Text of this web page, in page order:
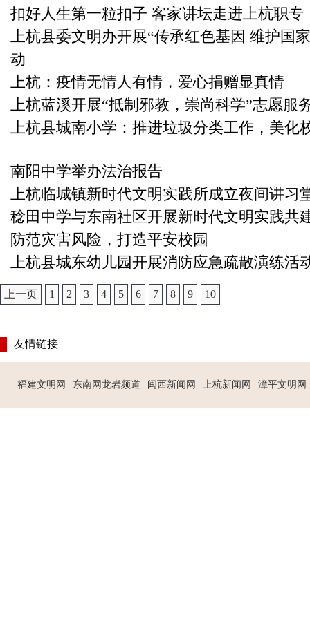
扣好人生第一粒扣子 客家讲坛走进上杭职专
上杭县委文明办开展“传承红色基因 维护国
动
上杭：疫情无情人有情，爱心捐赠显真情
上杭蓝溪开展“抵制邪教，崇尚科学”志愿服
上杭县城南小学：推进垃圾分类工作，美化
南阳中学举办法治报告
上杭临城镇新时代文明实践所成立夜间讲习
稔田中学与东南社区开展新时代文明实践共
防范灾害风险，打造平安校园
上杭县城东幼儿园开展消防应急疏散演练活
上一页 1 2 3 4 5 6 7 8 9 10
友情链接
福建文明网 东南网龙岩频道 闽西新闻网 上杭新闻网 漳平文明网